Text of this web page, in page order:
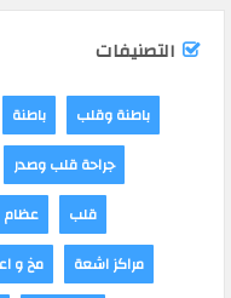
التصنيفات
باطنة
باطنة وقلب
جراحة قلب وصدر
عظام
قلب
مخ و
مراكز اشعة